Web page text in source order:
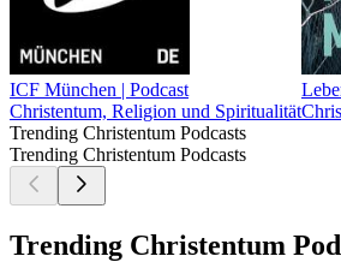
ICF München | Podcast
Christentum, Religion und Spiritualität
Trending Christentum Podcasts
Trending Christentum Podcasts
Trending Christentum